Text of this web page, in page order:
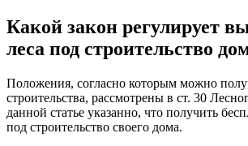
Какой закон регулирует
леса под строительство
Положения, согласно которым можно
строительства, рассмотрены в ст. 30
данной статье указанно, что получить
под строительство своего дома.